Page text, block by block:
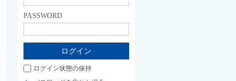
Linkedin
PASSWORD
ログイン状態の保持